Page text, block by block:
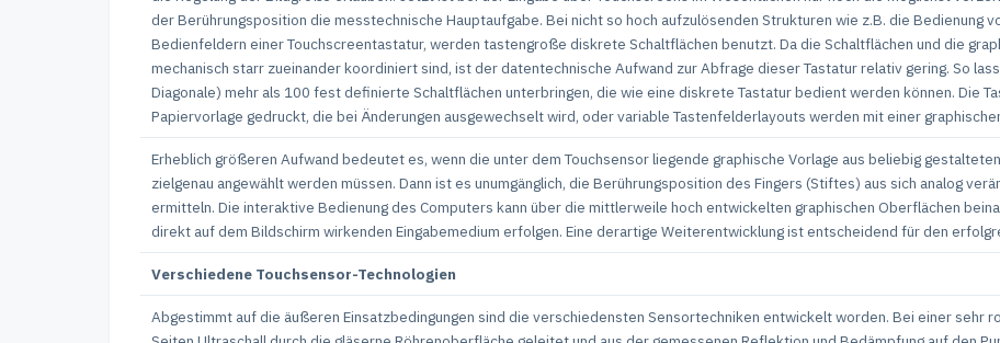
der Berührungsposition die messtechnische Hauptaufgabe. Bei nicht so hoch aufzulösenden Strukturen wie z.B. die Bedienung
Bedienfeldern einer Touchscreentastatur, werden tastengroße diskrete Schaltflächen benutzt. Da die Schaltflächen und die
mechanisch starr zueinander koordiniert sind, ist der datentechnische Aufwand zur Abfrage dieser Tastatur relativ gering. So
Diagonale) mehr als 100 fest definierte Schaltflächen unterbringen, die wie eine diskrete Tastatur bedient werden können. Die
Papiervorlage gedruckt, die bei Änderungen ausgewechselt wird, oder variable Tastenfelderlayouts werden mit einer
Erheblich größeren Aufwand bedeutet es, wenn die unter dem Touchsensor liegende graphische Vorlage aus beliebig
zielgenau angewählt werden müssen. Dann ist es unumgänglich, die Berührungsposition des Fingers (Stiftes) aus sich analog
ermitteln. Die interaktive Bedienung des Computers kann über die mittlerweile hoch entwickelten graphischen Oberflächen
direkt auf dem Bildschirm wirkenden Eingabemedium erfolgen. Eine derartige Weiterentwicklung ist entscheidend für den
Verschiedene Touchsensor-Technologien
Abgestimmt auf die äußeren Einsatzbedingungen sind die verschiedensten Sensortechniken entwickelt worden. Bei einer sehr